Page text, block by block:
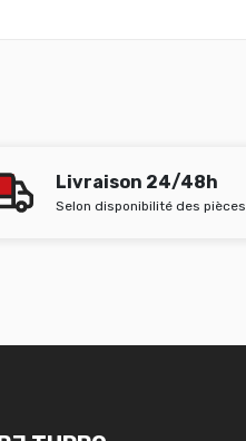
Livraison 24/48h
Selon disponibilité des pièces